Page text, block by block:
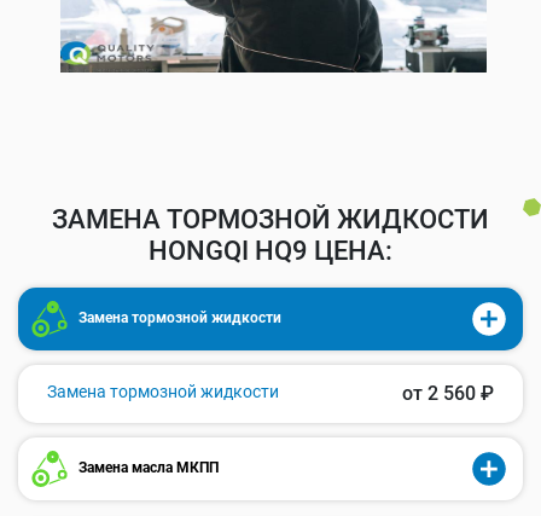
ЗАМЕНА ТОРМОЗНОЙ ЖИДКОСТИ
HONGQI HQ9 ЦЕНА:
Замена тормозной жидкости
Замена тормозной жидкости от 2 560 ₽
Замена масла МКПП